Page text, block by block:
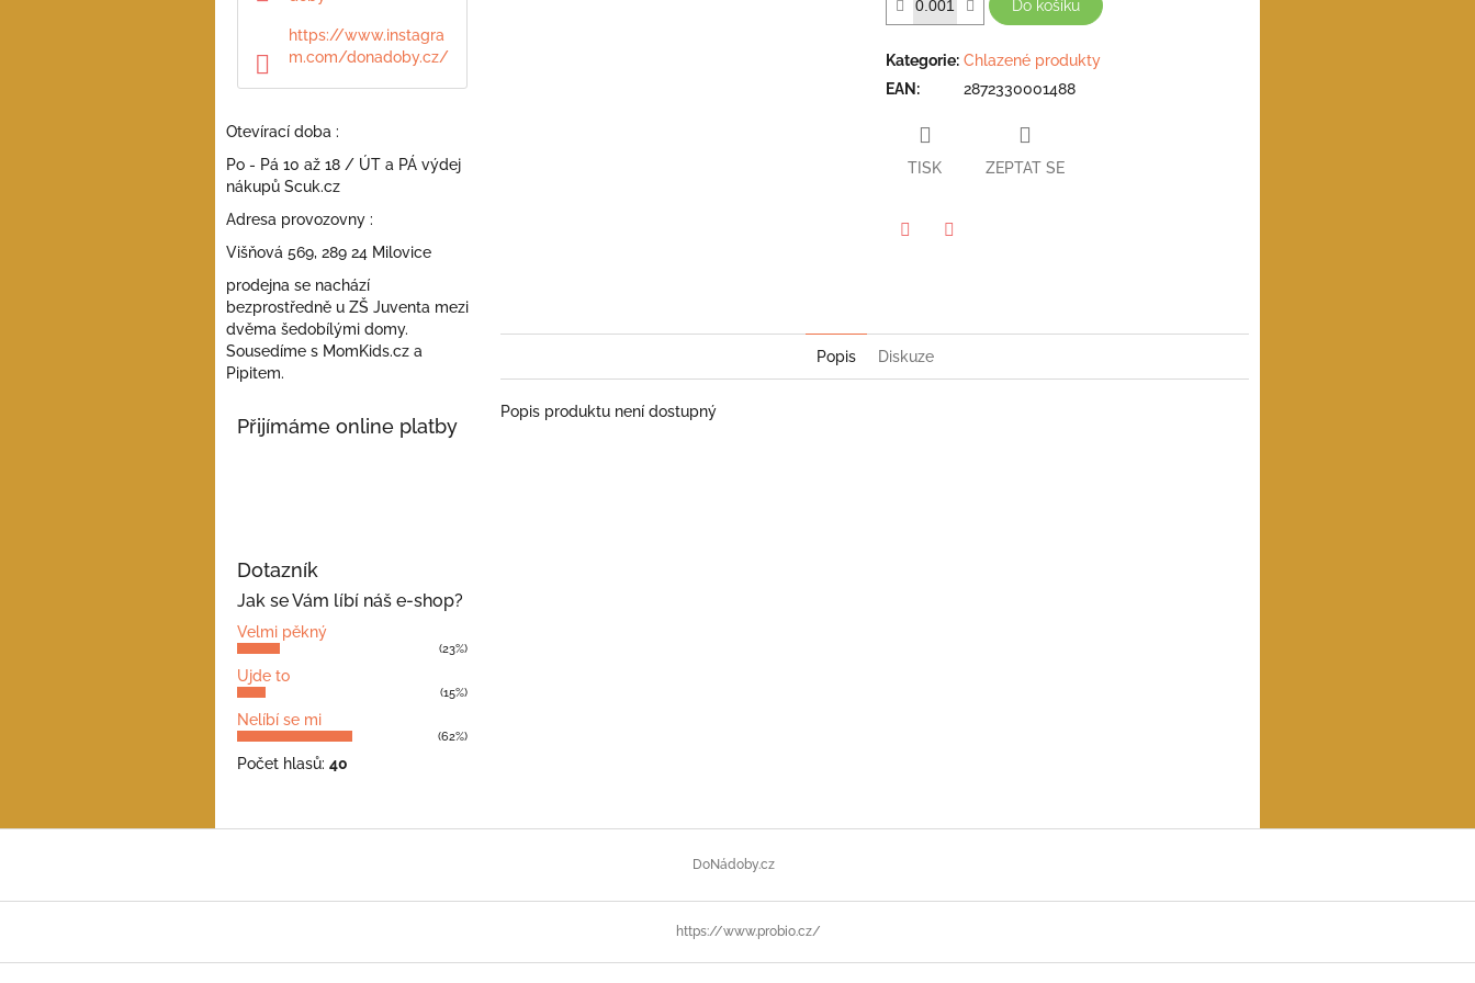
https://www.instagra
m.com/donadoby.cz/
Otevírací doba :
Po - Pá 10 až 18 / ÚT a PÁ výdej
nákupů Scuk.cz
Adresa provozovny :
Višňová 569, 289 24 Milovice
prodejna se nachází
bezprostředně u ZŠ Juventa mezi
dvěma šedobílými domy.
Sousedíme s MomKids.cz a
Pipitem.
Přijímáme online platby
Dotazník
Jak se Vám líbí náš e-shop?
Velmi pěkný
(23%)
Ujde to
(15%)
Nelíbí se mi
(62%)
Počet hlasů: 40
hvězdiček.
Do košíku
Kategorie: Chlazené produkty
EAN: 2872330001488
TISK ZEPTAT SE
Popis Diskuze
Popis produktu není dostupný
í
DoNádoby.cz
https://www.probio.cz/